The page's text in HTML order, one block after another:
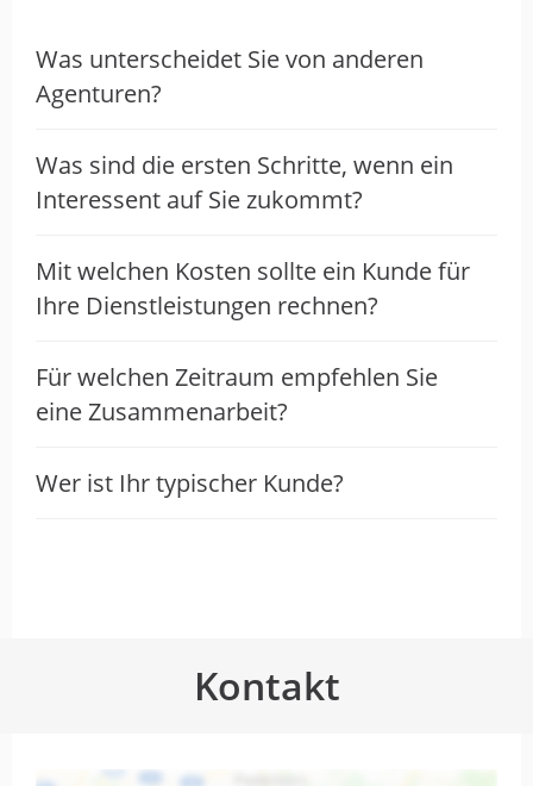
Was unterscheidet Sie von anderen
Agenturen?
Was sind die ersten Schritte, wenn ein
Interessent auf Sie zukommt?
Mit welchen Kosten sollte ein Kunde für
Ihre Dienstleistungen rechnen?
Für welchen Zeitraum empfehlen Sie
eine Zusammenarbeit?
Wer ist Ihr typischer Kunde?
Kontakt